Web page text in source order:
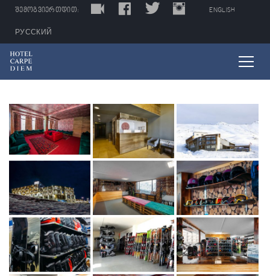
ᲨᲔᲛᲝᲒᲕᲘᲔᲠᲗᲓᲘᲗ: FACEBOOK TWITTERINSTAGRAM
TRIPADVISOR
ENGLISH
РУССКИЙ